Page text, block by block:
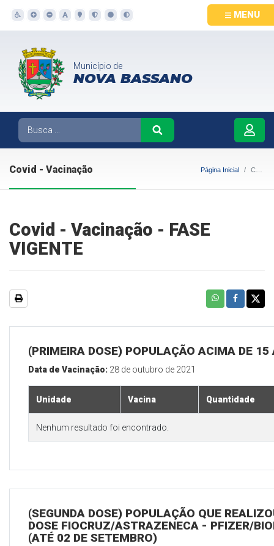
MENU
Município de
NOVA BASSANO
Covid - Vacinação Página Inicial Covid - Vacinação
Covid - Vacinação - FASE
VIGENTE
(PRIMEIRA DOSE) POPULAÇÃO ACIMA DE 15
Data de Vacinação: 28 de outubro de 2021
Unidade Vacina Quantidade
Nenhum resultado foi encontrado.
(SEGUNDA DOSE) POPULAÇÃO QUE
DOSE FIOCRUZ/ASTRAZENECA - PFIZER/
(ATÉ 02 DE SETEMBRO)